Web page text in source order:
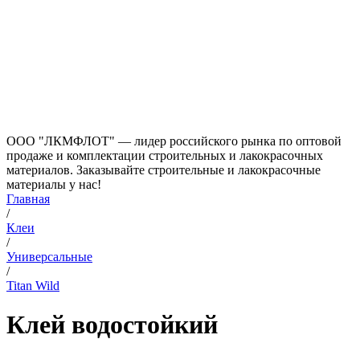
ООО "ЛКМФЛОТ" — лидер российского рынка по оптовой
продаже и комплектации строительных и лакокрасочных
материалов. Заказывайте строительные и лакокрасочные
материалы у нас!
Главная
/
Клеи
/
Универсальные
/
Titan Wild
Клей водостойкий